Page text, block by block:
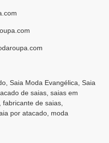
Saia Moda Evangélica, Saia
de saias, saias em
de saias,
por atacado, moda